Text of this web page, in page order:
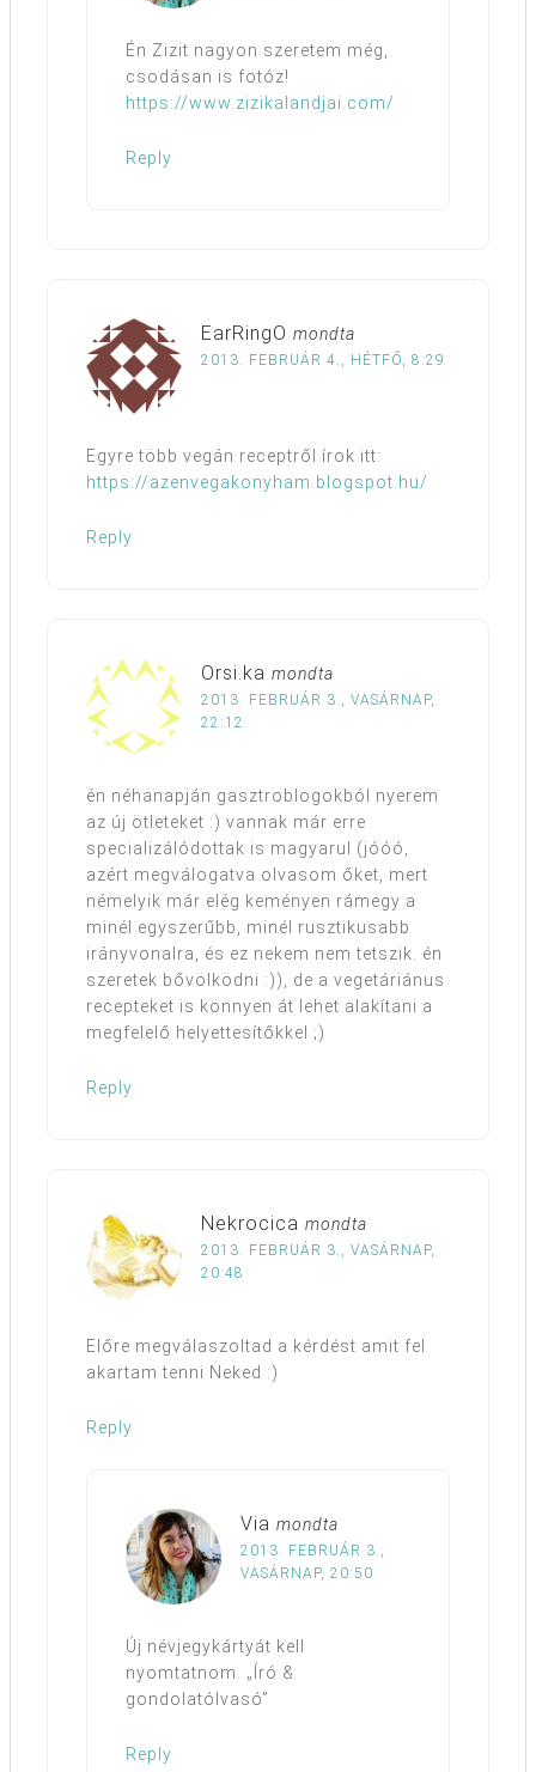
Én Zizit nagyon szeretem még,
csodásan is fotóz!
https://www.zizikalandjai.com/
Reply
EarRingO mondta
2013. FEBRUÁR 4., HÉTFŐ, 8:29
Egyre több vegán receptről írok itt:
https://azenvegakonyham.blogspot.hu/
Reply
Orsi.ka mondta
2013. FEBRUÁR 3., VASÁRNAP,
22:12
én néhanapján gasztroblogokból nyerem
az új ötleteket :) vannak már erre
specializálódottak is magyarul (jóóó,
azért megválogatva olvasom őket, mert
némelyik már elég keményen rámegy a
minél egyszerűbb, minél rusztikusabb
irányvonalra, és ez nekem nem tetszik. én
szeretek bővölködni :)), de a vegetáriánus
recepteket is könnyen át lehet alakítani a
megfelelő helyettesítőkkel ;)
Reply
Nekrocica mondta
2013. FEBRUÁR 3., VASÁRNAP,
20:48
Előre megválaszoltad a kérdést amit fel
akartam tenni Neked :)
Reply
Via mondta
2013. FEBRUÁR 3.,
VASÁRNAP, 20:50
Új névjegykártyát kell
nyomtatnom. „Író &
gondolatólvasó”
Reply